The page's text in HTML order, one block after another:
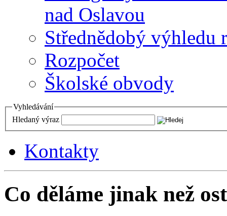
nad Oslavou
Střednědobý výhledu
Rozpočet
Školské obvody
Vyhledávání
Hledaný výraz
Kontakty
Co děláme jinak než